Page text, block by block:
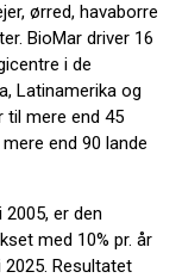
ørred, havaborre
BioMar driver 16
i de
Latinamerika og
til mere end 45
end 90 lande
er den
med 10% pr. år
Resultatet